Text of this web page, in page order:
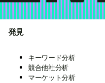
発見
キーワード分析
競合他社分析
マーケット分析